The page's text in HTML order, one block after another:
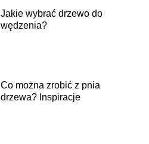
Jakie wybrać drzewo do
wędzenia?
Co można zrobić z pnia
drzewa? Inspiracje